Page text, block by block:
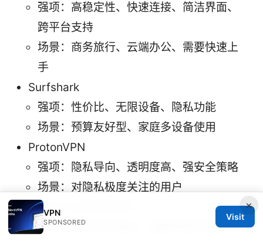
强项：高稳定性、快速连接、简洁界面、
跨平台支持
场景：商务旅行、云端办公、需要快速上
手
Surfshark
强项：性价比、无限设备、隐私功能
场景：预算友好型、家庭多设备使用
ProtonVPN
强项：隐私导向、透明度高、强安全策略
场景：对隐私极度关注的用户
免费 VPN 的风险对比
免费方案多半在隐私、速度和稳定性方面
×
VPN
SPONSORED
Visit